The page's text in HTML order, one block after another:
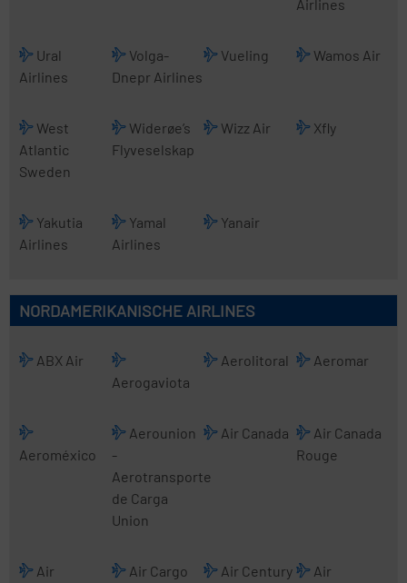
Airlines
Ural
Airlines
Volga-
Dnepr Airlines
Vueling Wamos Air
West
Atlantic
Sweden
Widerøe’s
Flyveselskap
Wizz Air Xfly
Yakutia
Airlines
Yamal
Airlines
Yanair
NORDAMERIKANISCHE AIRLINES
ABX Air
Aerogaviota
Aerolitoral Aeromar
Aeroméxico
Aerounion
-
Aerotransporte
de Carga
Union
Air Canada
Air Canada
Rouge
Air
Air Cargo
Air Century
Air